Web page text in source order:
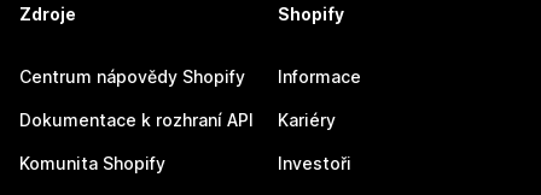
Zdroje
Centrum nápovědy Shopify
Dokumentace k rozhraní API
Komunita Shopify
Shopify
Informace
Kariéry
Investoři